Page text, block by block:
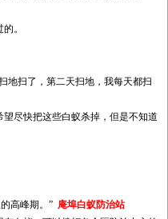
。
地扫了，第二天扫地，我每天都扫
尽快把这些白蚁杀掉，但是不知道
高峰期。” 庵埠白蚁防治站